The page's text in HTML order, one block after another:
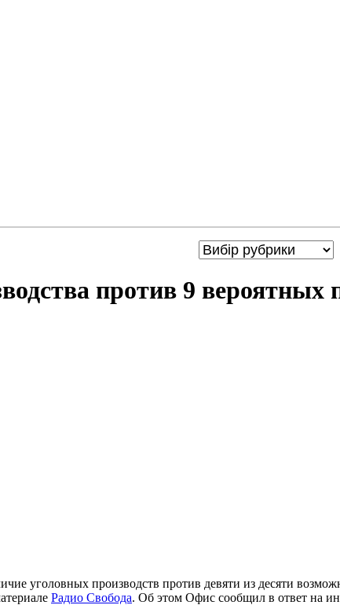
против 9
уголовных производств против девяти из десяти
Радио Свобода. Об этом Офис сообщил в ответ на